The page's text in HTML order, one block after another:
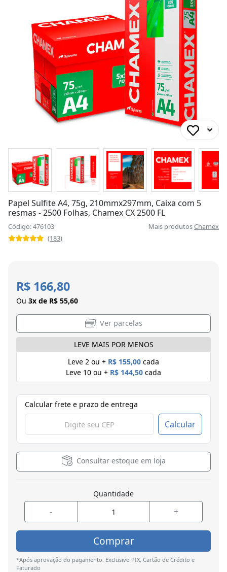
Papel Sulfite A4, 75g, 210mmx297mm, Caixa com 5
resmas - 2500 Folhas, Chamex CX 2500 FL
Código: 476103 Mais produtosChamex
(183)
R$ 166,80
Ou 3x de R$ 55,60
Ver parcelas
LEVE MAIS POR MENOS
Leve 2 ou + R$ 155,00 cada
Leve 10 ou + R$ 144,50 cada
Calcular frete e prazo de entrega
Calcular
Consultar estoque em loja
Quantidade
- +
Comprar
*Após aprovação do pagamento. Exclusivo PIX, Cartão de Crédito e
Faturado